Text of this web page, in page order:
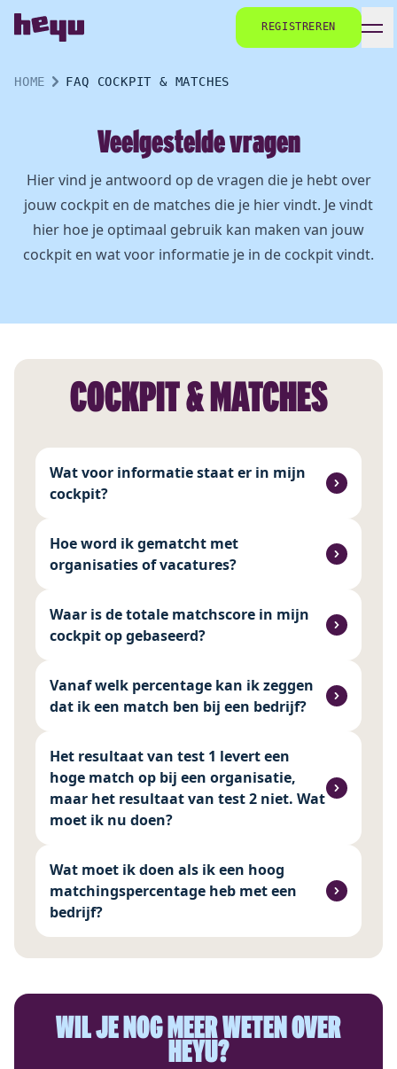
REGISTREREN
HOME FAQ COCKPIT & MATCHES
Veelgestelde vragen
Hier vind je antwoord op de vragen die je hebt over
jouw cockpit en de matches die je hier vindt. Je vindt
hier hoe je optimaal gebruik kan maken van jouw
cockpit en wat voor informatie je in de cockpit vindt.
COCKPIT & MATCHES
Wat voor informatie staat er in mijn
cockpit?
Hoe word ik gematcht met
organisaties of vacatures?
Waar is de totale matchscore in mijn
cockpit op gebaseerd?
Vanaf welk percentage kan ik zeggen
dat ik een match ben bij een bedrijf?
Het resultaat van test 1 levert een
hoge match op bij een organisatie,
maar het resultaat van test 2 niet. Wat
moet ik nu doen?
Wat moet ik doen als ik een hoog
matchingspercentage heb met een
bedrijf?
WIL JE NOG MEER WETEN OVER
HEYU?